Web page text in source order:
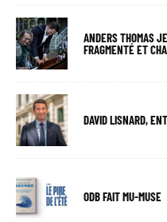
ANDERS THOMAS
FRAGMENTÉ ET
DAVID LISNARD,
ODB FAIT MU-MUSE